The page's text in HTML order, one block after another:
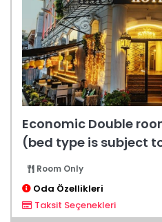
Economic Double
(bed type is subject
Room Only
Oda Özellikleri
Taksit Seçenekleri